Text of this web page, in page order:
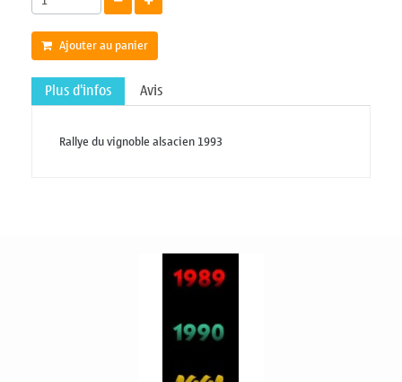
Ajouter au panier
Plus d'infos Avis
Rallye du vignoble alsacien 1993